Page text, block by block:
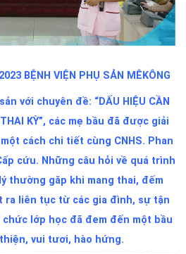
BỆNH VIỆN PHỤ SẢN MÊKÔNG
với chuyên đề: “DẤU HIỆU CẦN
THAI KỲ”, các mẹ bầu đã được giải
cách chi tiết cùng CNHS. Phan
cứu. Những câu hỏi về quá trình
thường găp khi mang thai, đếm
liên tục từ các gia đình, sự tận
lớp học đã đem đến một bầu
vui tươi, hào hứng.